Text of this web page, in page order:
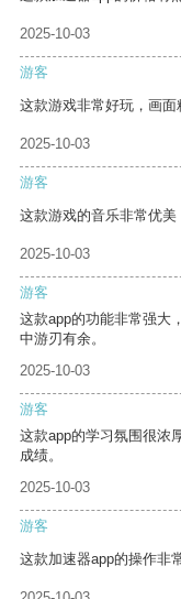
2025-10-03
游客
这款游戏非常好玩，画面
2025-10-03
游客
这款游戏的音乐非常优美
2025-10-03
游客
这款app的功能非常强大
中游刃有余。
2025-10-03
游客
这款app的学习氛围很浓
成绩。
2025-10-03
游客
这款加速器app的操作非